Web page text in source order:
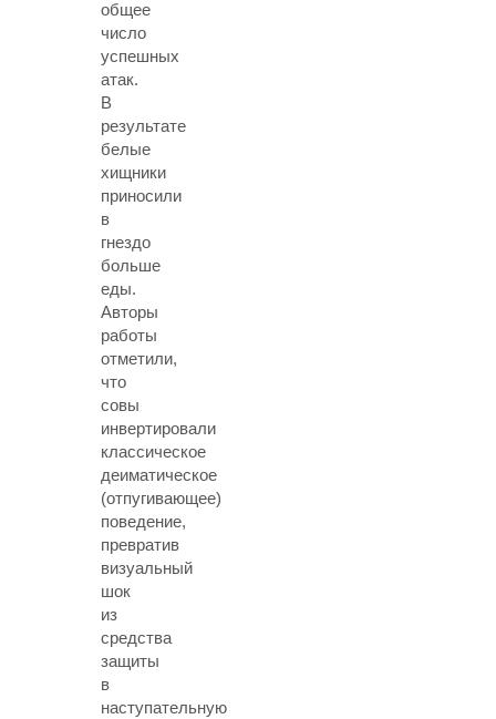
общее
число
успешных
атак.
В
результате
белые
хищники
приносили
в
гнездо
больше
еды.
Авторы
работы
отметили,
что
совы
инвертировали
классическое
деиматическое
(отпугивающее)
поведение,
превратив
визуальный
шок
из
средства
защиты
в
наступательную